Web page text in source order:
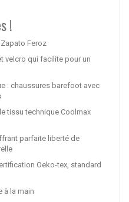
!
Feroz
velcro qui facilite pour un
: chaussures barefoot avec
tissu technique Coolmax
parfaite liberté de
Oeko-tex, standard
à la main